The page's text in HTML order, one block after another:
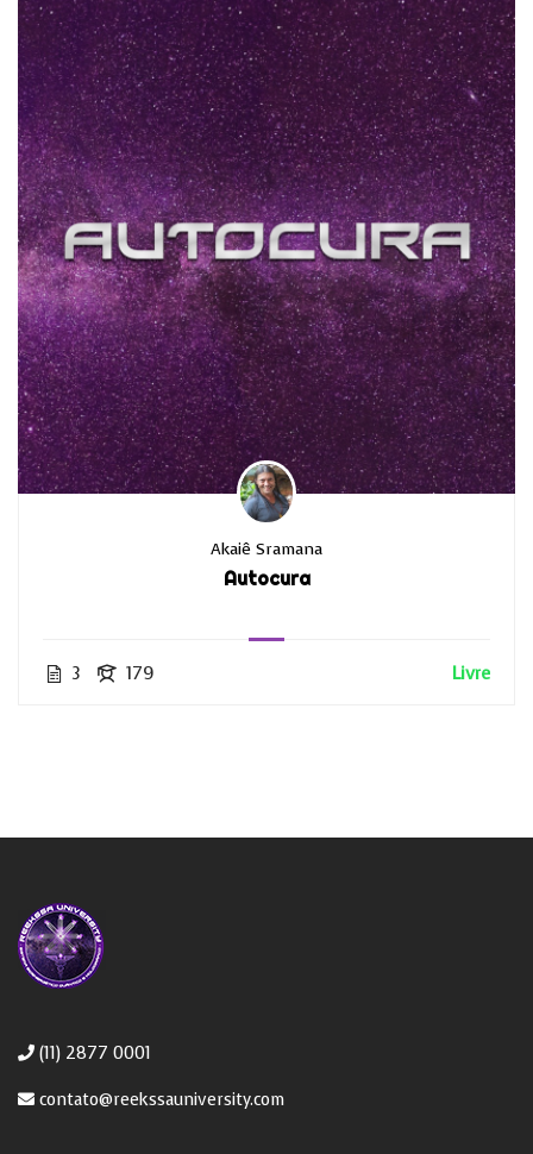
Akaiê Sramana
Autocura
3 179 Livre
(11) 2877 0001
contato@reekssauniversity.com